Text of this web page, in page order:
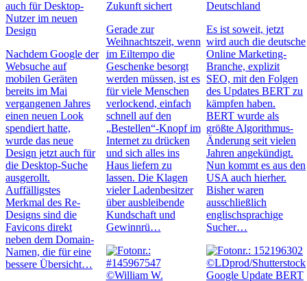
auch für Desktop-
Nutzer im neuen
Design
Nachdem Google der
Websuche auf
mobilen Geräten
bereits im Mai
vergangenen Jahres
einen neuen Look
spendiert hatte,
wurde das neue
Design jetzt auch für
die Desktop-Suche
ausgerollt.
Auffälligstes
Merkmal des Re-
Designs sind die
Favicons direkt
neben dem Domain-
Namen, die für eine
bessere Übersicht…
Zukunft sichert
Gerade zur
Weihnachtszeit, wenn
im Eiltempo die
Geschenke besorgt
werden müssen, ist es
für viele Menschen
verlockend, einfach
schnell auf den
„Bestellen“-Knopf im
Internet zu drücken
und sich alles ins
Haus liefern zu
lassen. Die Klagen
vieler Ladenbesitzer
über ausbleibende
Kundschaft und
Gewinnrü…
Deutschland
Es ist soweit, jetzt
wird auch die deutsche
Online Marketing-
Branche, explizit
SEO, mit den Folgen
des Updates BERT zu
kämpfen haben.
BERT wurde als
größte Algorithmus-
Änderung seit vielen
Jahren angekündigt.
Nun kommt es aus den
USA auch hierher.
Bisher waren
ausschließlich
englischsprachige
Sucher…
Google Update BERT